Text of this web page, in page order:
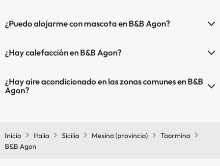
¿Puedo alojarme con mascota en B&B Agon?
¿Hay calefacción en B&B Agon?
¿Hay aire acondicionado en las zonas comunes en B&B
Agon?
Inicio Italia Sicilia Mesina (provincia)
Taormina
B&B Agon